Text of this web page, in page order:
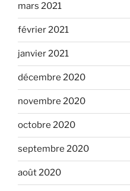
mars 2021
février 2021
janvier 2021
décembre 2020
novembre 2020
octobre 2020
septembre 2020
août 2020